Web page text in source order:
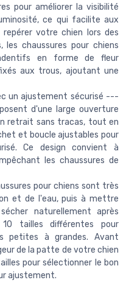
pour améliorer la visibilité
ce qui facilite aux
votre chien lors des
les chaussures pour chiens
en forme de fleur
aux trous, ajoutant une
un ajustement sécurisé ---
d'une large ouverture
retrait sans tracas, tout en
et boucle ajustables pour
Ce design convient à
les chaussures de
pour chiens sont très
et de l'eau, puis à mettre
naturellement après
10 tailles différentes pour
petites à grandes. Avant
de la patte de votre chien
pour sélectionner le bon
ajustement.